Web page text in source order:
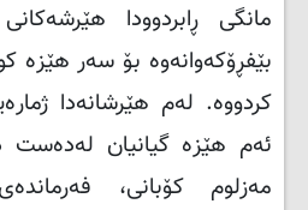
مانگی ڕابردوودا
بێفڕۆکەوانەوە بۆ سەر هێزە
کردووە. لەم هێرشانەدا
ئەم هێزە گیانیان لەدەست
مەزلوم کۆبانی،